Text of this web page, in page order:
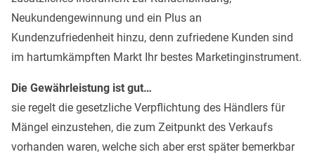
Neukundengewinnung und ein Plus an
Kundenzufriedenheit hinzu, denn zufriedene Kunden sind
im hartumkämpften Markt Ihr bestes Marketinginstrument.
Die Gewährleistung ist gut…
sie regelt die gesetzliche Verpflichtung des Händlers für
Mängel einzustehen, die zum Zeitpunkt des Verkaufs
vorhanden waren, welche sich aber erst später bemerkbar